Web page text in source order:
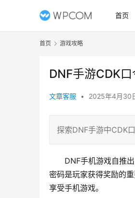
首页
首页 游戏攻略
DNF手游CDK
文章客服 • 2025年4月30
探索DNF手游中CDK
DNF手机游戏自推
密码是玩家获得奖励的
享受手机游戏。